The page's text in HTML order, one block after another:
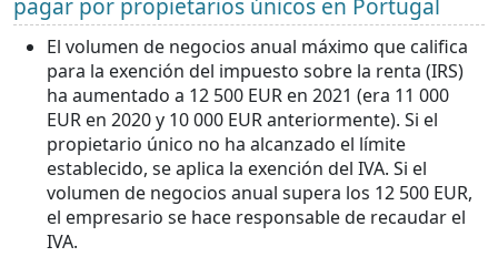
pagar por propietarios únicos en Portugal
El volumen de negocios anual máximo que califica
para la exención del impuesto sobre la renta (IRS)
ha aumentado a 12 500 EUR en 2021 (era 11 000
EUR en 2020 y 10 000 EUR anteriormente). Si el
propietario único no ha alcanzado el límite
establecido, se aplica la exención del IVA. Si el
volumen de negocios anual supera los 12 500 EUR,
el empresario se hace responsable de recaudar el
IVA.